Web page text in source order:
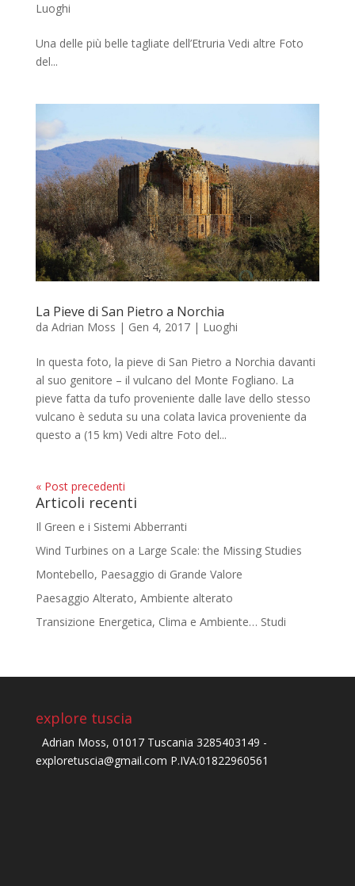
Luoghi
Una delle più belle tagliate dell’Etruria Vedi altre Foto
del...
La Pieve di San Pietro a Norchia
da Adrian Moss | Gen 4, 2017| Luoghi
In questa foto, la pieve di San Pietro a Norchia davanti
al suo genitore – il vulcano del Monte Fogliano. La
pieve fatta da tufo proveniente dalle lave dello stesso
vulcano è seduta su una colata lavica proveniente da
questo a (15 km) Vedi altre Foto del...
« Post precedenti
Articoli recenti
Il Green e i Sistemi Abberranti
Wind Turbines on a Large Scale: the Missing Studies
Montebello, Paesaggio di Grande Valore
Paesaggio Alterato, Ambiente alterato
Transizione Energetica, Clima e Ambiente… Studi
explore tuscia
Adrian Moss, 01017 Tuscania 3285403149 -
exploretuscia@gmail.com P.IVA:01822960561